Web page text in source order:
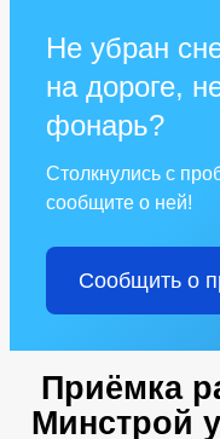
Не убран
на дороге,
фонарь?
Столкнулись с
сообщите о ней!
Сообщить о
Приёмка
Минстрой